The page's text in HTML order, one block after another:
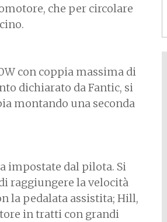
che per circolare
con coppia massima di
dichiarato da Fantic, si
montando una seconda
impostate dal pilota. Si
raggiungere la velocità
la pedalata assistita; Hill,
in tratti con grandi